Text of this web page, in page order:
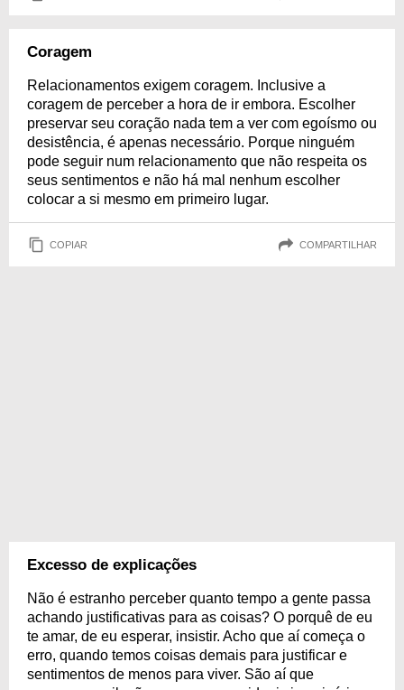
Coragem
Relacionamentos exigem coragem. Inclusive a
coragem de perceber a hora de ir embora. Escolher
preservar seu coração nada tem a ver com egoísmo ou
desistência, é apenas necessário. Porque ninguém
pode seguir num relacionamento que não respeita os
seus sentimentos e não há mal nenhum escolher
colocar a si mesmo em primeiro lugar.
COPIAR COMPARTILHAR
Excesso de explicações
Não é estranho perceber quanto tempo a gente passa
achando justificativas para as coisas? O porquê de eu
te amar, de eu esperar, insistir. Acho que aí começa o
erro, quando temos coisas demais para justificar e
sentimentos de menos para viver. São aí que